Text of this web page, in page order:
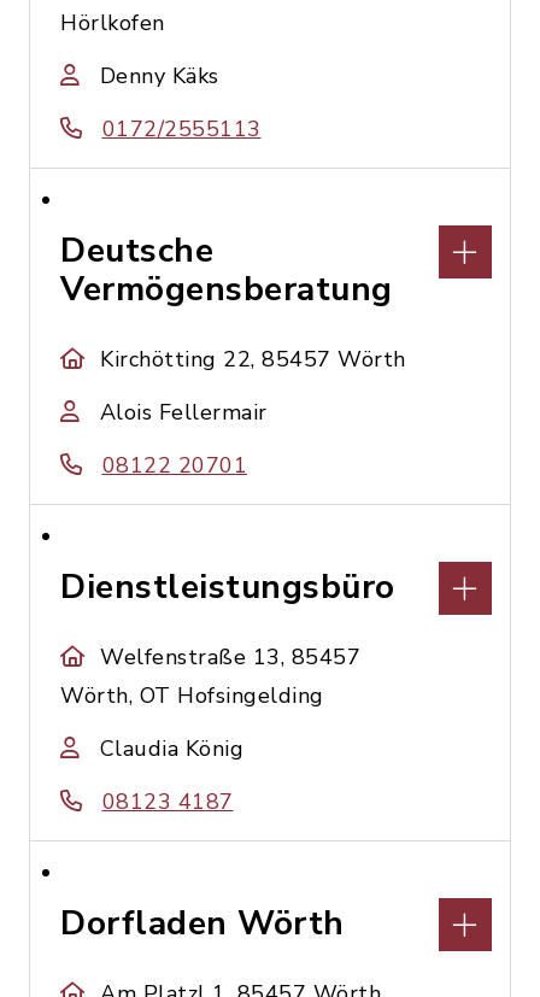
Hörlkofen
Denny Käks
0172/2555113
Deutsche
Vermögensberatung
Kirchötting 22, 85457 Wörth
Alois Fellermair
08122 20701
Dienstleistungsbüro
Welfenstraße 13, 85457
Wörth, OT Hofsingelding
Claudia König
08123 4187
Dorfladen Wörth